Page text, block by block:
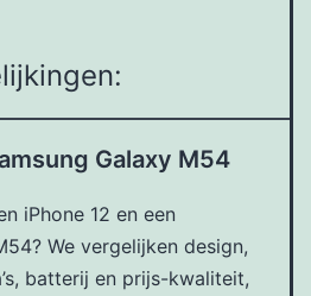
Galaxy M54
iPhone 12 en een
We vergelijken design,
batterij en prijs-kwaliteit,